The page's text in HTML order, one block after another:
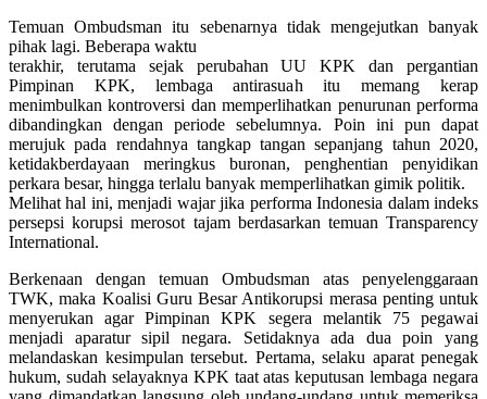
Temuan Ombudsman itu sebenarnya tidak mengejutkan banyak
pihak lagi. Beberapa waktu
terakhir, terutama sejak perubahan UU KPK dan pergantian
Pimpinan KPK, lembaga antirasuah itu memang kerap
menimbulkan kontroversi dan memperlihatkan penurunan performa
dibandingkan dengan periode sebelumnya. Poin ini pun dapat
merujuk pada rendahnya tangkap tangan sepanjang tahun 2020,
ketidakberdayaan meringkus buronan, penghentian penyidikan
perkara besar, hingga terlalu banyak memperlihatkan gimik politik.
Melihat hal ini, menjadi wajar jika performa Indonesia dalam indeks
persepsi korupsi merosot tajam berdasarkan temuan Transparency
International.
Berkenaan dengan temuan Ombudsman atas penyelenggaraan
TWK, maka Koalisi Guru Besar Antikorupsi merasa penting untuk
menyerukan agar Pimpinan KPK segera melantik 75 pegawai
menjadi aparatur sipil negara. Setidaknya ada dua poin yang
melandaskan kesimpulan tersebut. Pertama, selaku aparat penegak
hukum, sudah selayaknya KPK taat atas keputusan lembaga negara